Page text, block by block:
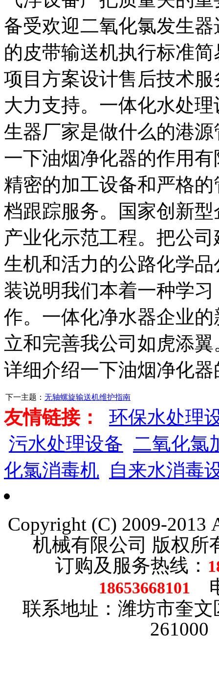
备受欢迎二氧化氯发生
的皮带输送机执行标准
项目方案设计售后技术
大力支持。一体化水处
生器厂家是做什么的港
一下油烟净化器的作用
精密的加工设备和严格
档跟踪服务。国家创新
产业化示范工程。把公
生机和活力的公路化学
装说明我们本着一种学
作。一体化净水器企业
立和完善我公司如虎添
详细介绍一下油烟净化器
下一主题： 无轴螺旋输送机维护指南
友情链接：
环保水处理
污水处理设备 二氧化氯
化氯消毒机
自来水消毒
Copyright (C) 2009-2013
机械有限公司 版权
订购及服务热线：
18653668101
联系地址：潍坊市奎